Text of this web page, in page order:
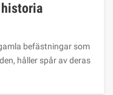
befästningar som
håller spår av deras